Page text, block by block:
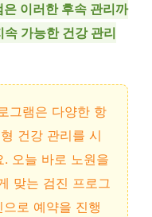
이러한 후속 관리까
가능한 건강 관리
그램은 다양한 항
건강 관리를 시
오늘 바로 노원을
맞는 검진 프로그
로 예약을 진행